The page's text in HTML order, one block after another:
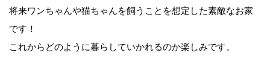
将来ワンちゃんや猫ちゃんを飼うことを想定した素敵なお家
です！
これからどのように暮らしていかれるのか楽しみです。